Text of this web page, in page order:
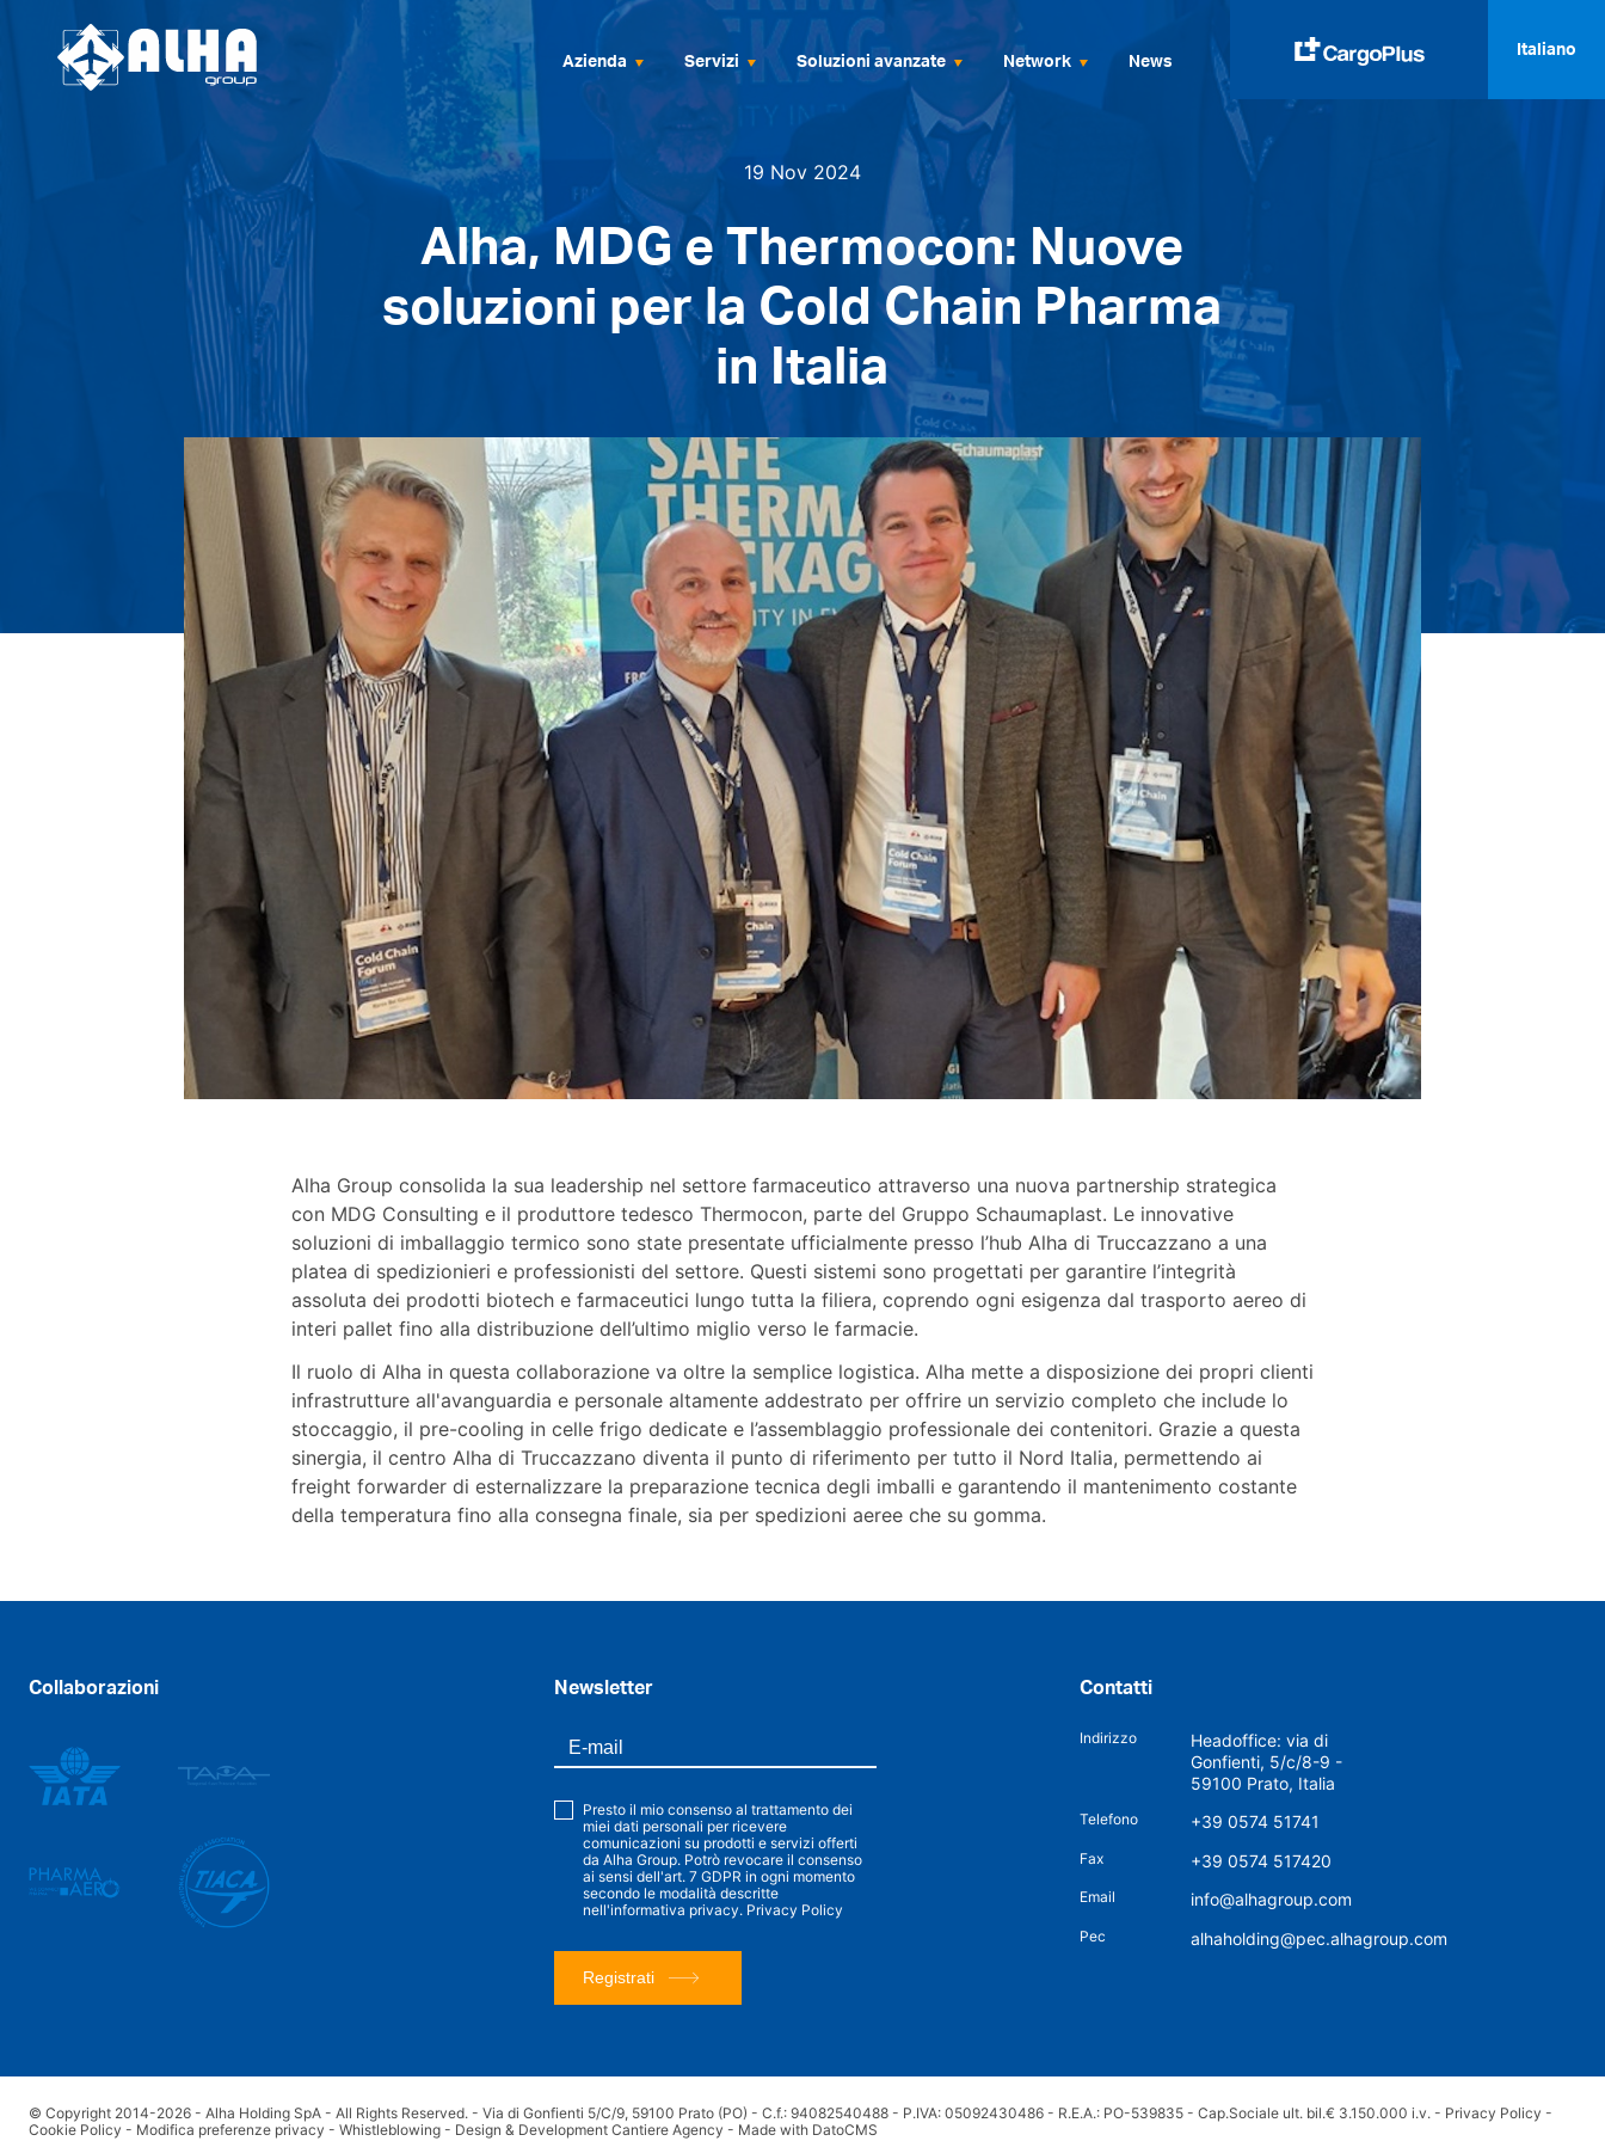
Azienda Servizi Soluzioni avanzate Network News
Italiano
русский
19 Nov 2024
Alha, MDG e Thermocon: Nuove
soluzioni per la Cold Chain Pharma
in Italia
Alha Group consolida la sua leadership nel settore farmaceutico attraverso una nuova partnership strategica
con MDG Consulting e il produttore tedesco Thermocon, parte del Gruppo Schaumaplast. Le innovative
soluzioni di imballaggio termico sono state presentate ufficialmente presso l’hub Alha di Truccazzano a una
platea di spedizionieri e professionisti del settore. Questi sistemi sono progettati per garantire l’integrità
assoluta dei prodotti biotech e farmaceutici lungo tutta la filiera, coprendo ogni esigenza dal trasporto aereo di
interi pallet fino alla distribuzione dell’ultimo miglio verso le farmacie.
Il ruolo di Alha in questa collaborazione va oltre la semplice logistica. Alha mette a disposizione dei propri clienti
infrastrutture all'avanguardia e personale altamente addestrato per offrire un servizio completo che include lo
stoccaggio, il pre-cooling in celle frigo dedicate e l’assemblaggio professionale dei contenitori. Grazie a questa
sinergia, il centro Alha di Truccazzano diventa il punto di riferimento per tutto il Nord Italia, permettendo ai
freight forwarder di esternalizzare la preparazione tecnica degli imballi e garantendo il mantenimento costante
della temperatura fino alla consegna finale, sia per spedizioni aeree che su gomma.
Collaborazioni Newsletter
Presto il mio consenso al trattamento dei
miei dati personali per ricevere
comunicazioni su prodotti e servizi offerti
da Alha Group. Potrò revocare il consenso
ai sensi dell'art. 7 GDPR in ogni momento
secondo le modalità descritte
nell'informativa privacy. Privacy Policy
Registrati
Contatti
Indirizzo
Headoffice: via di
Gonfienti, 5/c/8-9 -
59100 Prato, Italia
Telefono +39 0574 51741
Fax +39 0574 517420
Email info@alhagroup.com
Pec alhaholding@pec.alhagroup.com
© Copyright 2014-2026 - Alha Holding SpA - All Rights Reserved. - Via di Gonfienti 5/C/9, 59100 Prato (PO) - C.f.: 94082540488 - P.IVA: 05092430486 - R.E.A.: PO-539835 - Cap.Sociale ult. bil.€ 3.150.000 i.v. - Privacy Policy -
Cookie Policy - Modifica preferenze privacy - Whistleblowing - Design & Development Cantiere Agency - Made with DatoCMS